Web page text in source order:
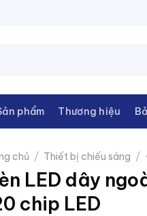
phẩm Thương hiệu
chủ / Thiết bị chiếu sáng /
LED dây
chip LED